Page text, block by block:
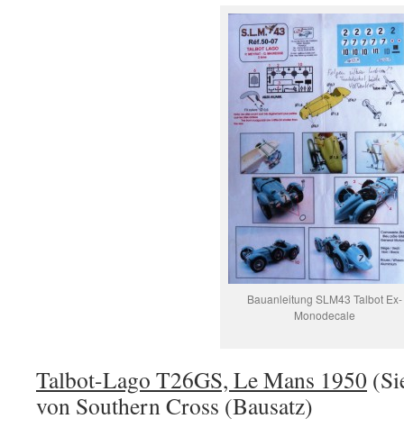
Bauanleitung SLM43 Talbot Ex-
Monodecale
Talbot-Lago T26GS, Le Mans 1950
von Southern Cross (Bausatz)